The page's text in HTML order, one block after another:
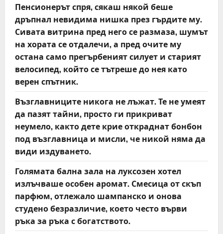
Пенсионерът спря, сякаш някой беше
дръпнал невидима нишка през гърдите му.
Сивата витрина пред него се размаза, шумът
на хората се отдалечи, а пред очите му
остана само прегърбеният силует и старият
велосипед, който се тътреше до нея като
верен спътник.
Възглавниците никога не лъжат. Те не умеят
да пазят тайни, просто ги прикриват
неумело, както дете крие откраднат бонбон
под възглавница и мисли, че никой няма да
види издуването.
Голямата бална зала на луксозен хотел
излъчваше особен аромат. Смесица от скъп
парфюм, отлежало шампанско и онова
студено безразличие, което често върви
ръка за ръка с богатството.